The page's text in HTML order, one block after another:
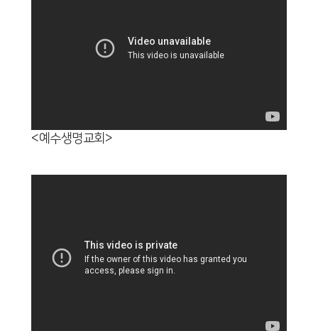
<예수생명교회>